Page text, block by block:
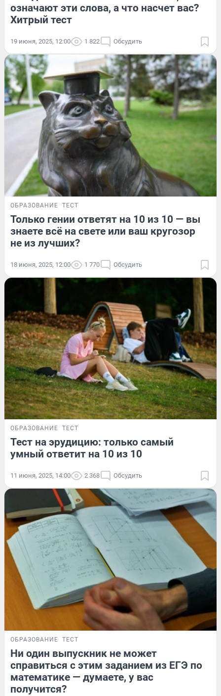
означают эти слова, а что насчет вас?
Хитрый тест
19 июня, 2025, 12:00 1 822 Обсудить
ОБРАЗОВАНИЕ ТЕСТ
Только гении ответят на 10 из 10 — вы
знаете всё на свете или ваш кругозор
не из лучших?
18 июня, 2025, 12:00 1 770 Обсудить
ОБРАЗОВАНИЕ ТЕСТ
Тест на эрудицию: только самый
умный ответит на 10 из 10
11 июня, 2025, 14:00 2 368 Обсудить
ОБРАЗОВАНИЕ ТЕСТ
Ни один выпускник не может
справиться с этим заданием из ЕГЭ по
математике — думаете, у вас
получится?